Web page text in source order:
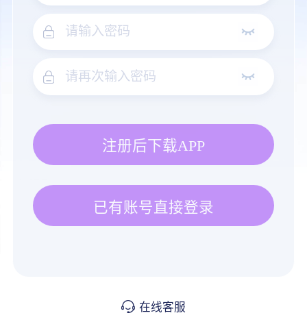
注册后下载APP
已有账号直接登录
在线客服